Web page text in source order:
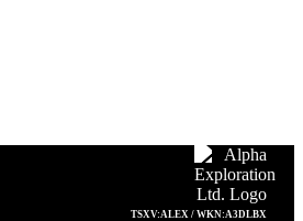
TSXV:ALEX / WKN:A3DLBX